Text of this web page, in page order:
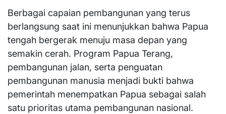
Berbagai capaian pembangunan yang terus
berlangsung saat ini menunjukkan bahwa Papua
tengah bergerak menuju masa depan yang
semakin cerah. Program Papua Terang,
pembangunan jalan, serta penguatan
pembangunan manusia menjadi bukti bahwa
pemerintah menempatkan Papua sebagai salah
satu prioritas utama pembangunan nasional.